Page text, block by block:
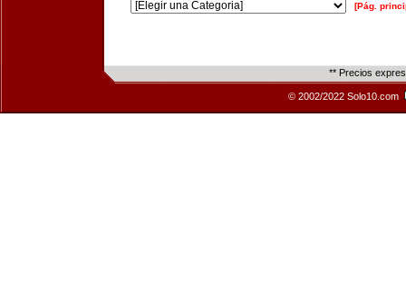
[Pág.
** Precios
© 2002/2022 Solo10.com